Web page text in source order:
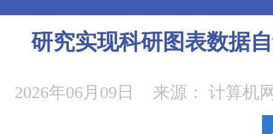
研究实现科研图表数据
2026年06月09日 来源： 计算机